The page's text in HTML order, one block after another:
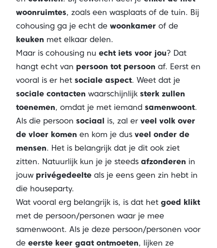
woonruimtes, zoals een wasplaats of de tuin. Bij
cohousing ga je echt de woonkamerof de
keuken met elkaar delen.
Maar is cohousing nu echt iets voor jou? Dat
hangt echt van persoon tot persoon af. Eerst en
vooral is er het sociale aspect. Weet dat je
sociale contacten waarschijnlijk sterk zullen
toenemen, omdat je met iemand samenwoont.
Als die persoon sociaal is, zal er veel volk over
de vloer komen en kom je dus veel onder de
mensen. Het is belangrijk dat je dit ook ziet
zitten. Natuurlijk kun je je steeds afzonderen in
jouw privégedeelteals je eens geen zin hebt in
die houseparty.
Wat vooral erg belangrijk is, is dat het goed klikt
met de persoon/personen waar je mee
samenwoont. Als je deze persoon/personen voor
de eerste keer gaat ontmoeten, lijken ze